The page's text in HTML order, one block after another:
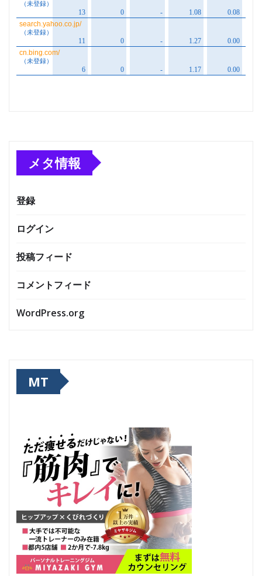
メタ情報
登録
ログイン
投稿フィード
コメントフィード
WordPress.org
MT